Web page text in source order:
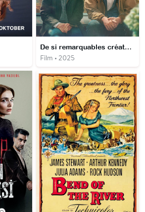
De si remarquables créatures
Film • 2025